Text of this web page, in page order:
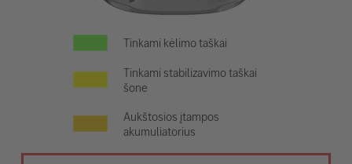
Tinkami kėlimo taškai
Tinkami stabilizavimo taškai
šone
Aukštosios įtampos
akumuliatorius